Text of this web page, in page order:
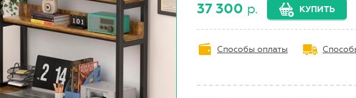
37 300 р. КУПИТЬ
Способы оплаты